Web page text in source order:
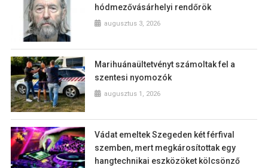
hódmezővásárhelyi rendőrök
augusztus 3, 2026
Marihuánaültetvényt számoltak fel a
szentesi nyomozók
augusztus 1, 2026
Vádat emeltek Szegeden két férfival
szemben, mert megkárosítottak egy
hangtechnikai eszközöket kölcsönző